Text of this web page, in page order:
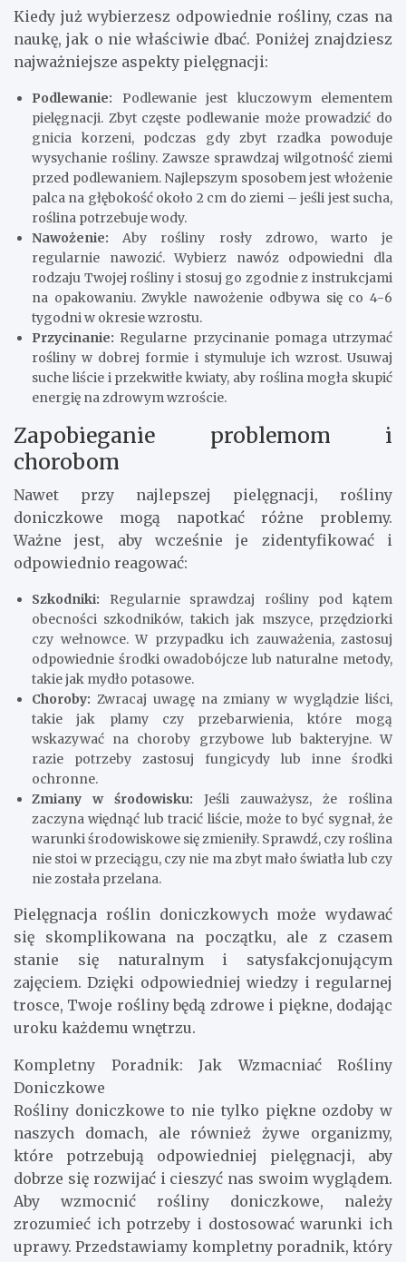
Kiedy już wybierzesz odpowiednie rośliny, czas na
naukę, jak o nie właściwie dbać. Poniżej znajdziesz
najważniejsze aspekty pielęgnacji:
Podlewanie: Podlewanie jest kluczowym elementem
pielęgnacji. Zbyt częste podlewanie może prowadzić do
gnicia korzeni, podczas gdy zbyt rzadka powoduje
wysychanie rośliny. Zawsze sprawdzaj wilgotność ziemi
przed podlewaniem. Najlepszym sposobem jest włożenie
palca na głębokość około 2 cm do ziemi – jeśli jest sucha,
roślina potrzebuje wody.
Nawożenie: Aby rośliny rosły zdrowo, warto je
regularnie nawozić. Wybierz nawóz odpowiedni dla
rodzaju Twojej rośliny i stosuj go zgodnie z instrukcjami
na opakowaniu. Zwykle nawożenie odbywa się co 4-6
tygodni w okresie wzrostu.
Przycinanie: Regularne przycinanie pomaga utrzymać
rośliny w dobrej formie i stymuluje ich wzrost. Usuwaj
suche liście i przekwitłe kwiaty, aby roślina mogła skupić
energię na zdrowym wzroście.
Zapobieganie problemom i
chorobom
Nawet przy najlepszej pielęgnacji, rośliny
doniczkowe mogą napotkać różne problemy.
Ważne jest, aby wcześnie je zidentyfikować i
odpowiednio reagować:
Szkodniki: Regularnie sprawdzaj rośliny pod kątem
obecności szkodników, takich jak mszyce, przędziorki
czy wełnowce. W przypadku ich zauważenia, zastosuj
odpowiednie środki owadobójcze lub naturalne metody,
takie jak mydło potasowe.
Choroby: Zwracaj uwagę na zmiany w wyglądzie liści,
takie jak plamy czy przebarwienia, które mogą
wskazywać na choroby grzybowe lub bakteryjne. W
razie potrzeby zastosuj fungicydy lub inne środki
ochronne.
Zmiany w środowisku: Jeśli zauważysz, że roślina
zaczyna więdnąć lub tracić liście, może to być sygnał, że
warunki środowiskowe się zmieniły. Sprawdź, czy roślina
nie stoi w przeciągu, czy nie ma zbyt mało światła lub czy
nie została przelana.
Pielęgnacja roślin doniczkowych może wydawać
się skomplikowana na początku, ale z czasem
stanie się naturalnym i satysfakcjonującym
zajęciem. Dzięki odpowiedniej wiedzy i regularnej
trosce, Twoje rośliny będą zdrowe i piękne, dodając
uroku każdemu wnętrzu.
Kompletny Poradnik: Jak Wzmacniać Rośliny
Doniczkowe
Rośliny doniczkowe to nie tylko piękne ozdoby w
naszych domach, ale również żywe organizmy,
które potrzebują odpowiedniej pielęgnacji, aby
dobrze się rozwijać i cieszyć nas swoim wyglądem.
Aby wzmocnić rośliny doniczkowe, należy
zrozumieć ich potrzeby i dostosować warunki ich
uprawy. Przedstawiamy kompletny poradnik, który